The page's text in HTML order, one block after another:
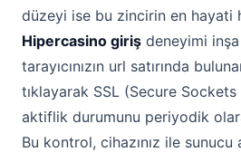
düzeyi ise bu zincirin en hayati
Hipercasino giriş deneyimi
tarayıcınızın url satırında
tıklayarak SSL (Secure Sockets
aktiflik durumunu periyodik
Bu kontrol, cihazınız ile sunucu